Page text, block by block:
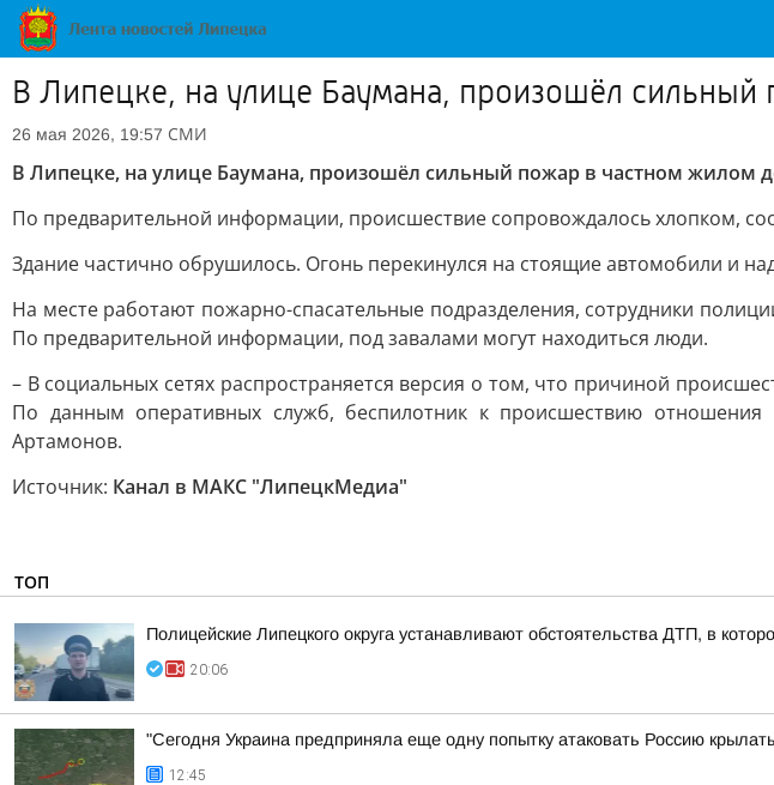
В Липецке, на улице Баумана, произошёл
26 мая 2026, 19:57 СМИ
В Липецке, на улице Баумана, произошёл сильный пожар в частном жилом
По предварительной информации, происшествие сопровождалось хлопком,
Здание частично обрушилось. Огонь перекинулся на стоящие автомобили и
На месте работают пожарно-спасательные подразделения, сотрудники
По предварительной информации, под завалами могут находиться люди.
– В социальных сетях распространяется версия о том, что причиной
По данным оперативных служб, беспилотник к происшествию
Артамонов.
Источник: Канал в МАКС "ЛипецкМедиа"
ТОП
Полицейские Липецкого округа устанавливают обстоятельства ДТП, в
20:06
"Сегодня Украина предприняла еще одну попытку атаковать Россию
12:45